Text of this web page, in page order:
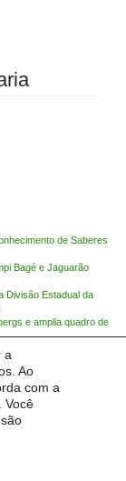
a
Ao
com a
Você
de Saberes
Bagé e Jaguarão
Divisão Estadual da
e amplia quadro de
Residência Médica em